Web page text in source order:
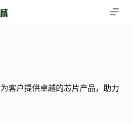
客户提供卓越的芯片产品，助力